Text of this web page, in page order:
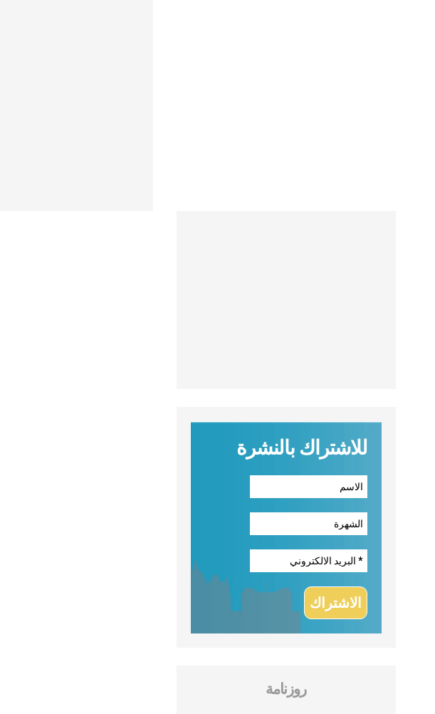
للاشتراك بالنشرة
روزنامة